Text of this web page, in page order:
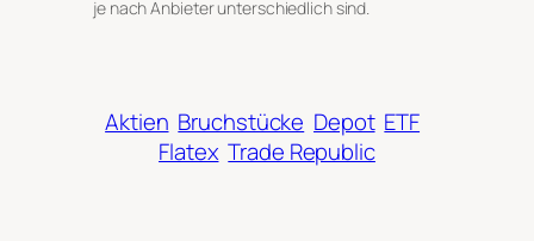
je nach Anbieter unterschiedlich sind.
Aktien Bruchstücke Depot ETF
Flatex Trade Republic